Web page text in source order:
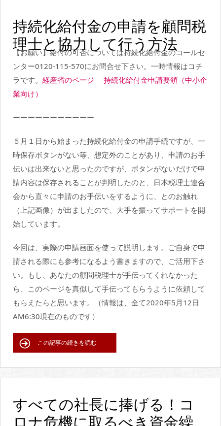
持続化給付金の申請を顧問税
理士と協力して行う方法
【お願い】給付の可否については持続化給付金のコールセ
ンター0120-115-570にお問合せ下さい。一時情報はコチ
ラです。 経産省のページ
持続化給付金申請要領（中小企
業向け）
ーーーーーーーーーーー
５月１日から始まった持続化給付金の申請手続ですが、一
時保存ボタンがない等、想定外のことがあり、申請のお手
伝いは出来ないと思ったのですが、ボタンがないだけで申
請内容は保存されることが判明したのと、日本税理士連合
会から直々に申請のお手伝いをするように、とのお触れ
（上記画像）が出ましたので、大手を振ってサポートを開
始しています。
今回は、実際の申請画面を使って説明します。ご自身で申
請される際にも参考になるよう書きますので、ご活用下さ
い。もし、あなたの顧問税理士が手伝ってくれなかった
ら、このページを真似して手伝ってもらうように依頼して
もらえたらと思います。（情報は、全て2020年5月12日
AM6:30現在のものです）
この記事の続きを読む
すべての社長に捧げる！コ
ロナ危機に取るべき資金繰